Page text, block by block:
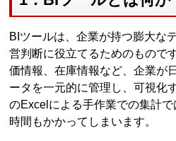
BIツールは、企業が持つ膨大な
営判断に役立てるためのもので
価情報、在庫情報など、企業が
ータを一元的に管理し、可視化
のExcelによる手作業での集計で
時間もかかってしまいます。